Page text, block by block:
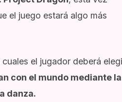
el juego estará algo más
el jugador deberá
con el mundo mediante la
danza.